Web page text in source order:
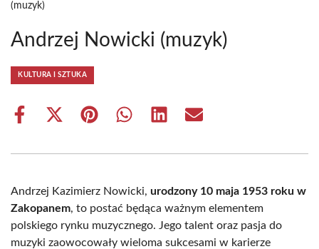
(muzyk)
Andrzej Nowicki (muzyk)
KULTURA I SZTUKA
Share
Share
(Twitter)
Share Share Share Share
Andrzej Kazimierz Nowicki, urodzony 10 maja 1953 roku w
Zakopanem, to postać będąca ważnym elementem
polskiego rynku muzycznego. Jego talent oraz pasja do
muzyki zaowocowały wieloma sukcesami w karierze